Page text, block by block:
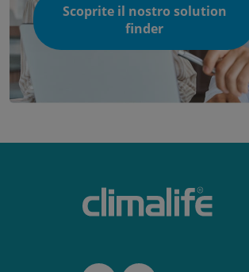
Scoprite il nostro solution
finder